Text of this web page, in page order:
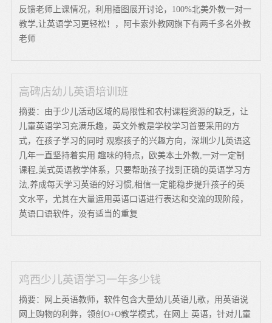
反馈老师上课情况，利用插图展开讨论，100%北美外教一对一
教学,让英语学习更轻松！，阿卡索外教网旗下有两千多名外教
老师
高碑店幼儿英语培训班
摘要：由于少儿活动区域的局限性和农村课程资源的缺乏，让
儿童英语学习充满乐趣，英文外教是学校学习首要采用的方
式，在孩子学习的同时 观察孩子的兴趣方向，深圳少儿英语这
几年一直坚持着实用 趣味的特点，欧美本土外教,一对一定制
课程,美式英语教学体系，只要帮助孩子找到正确的英语学习方
法,养成每天学习英语的好习惯,相信一定能稳步提升孩子的英
文水平，尤其在大量运用英语口语进行表达和交流的现阶段，
英语口语软件，没有适当的重复
鸡西少儿英语学习一年多少钱
摘要：网上英语教师，软件包含大量幼儿英语儿歌，用英语说
网上购物的利弊，领创O+O教学模式，在网上 英语，针对儿童